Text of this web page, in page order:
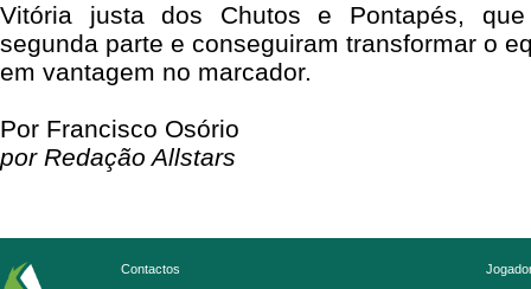
Vitória justa dos Chutos e Pontapés,
segunda parte e conseguiram transformar o
em vantagem no marcador.
Por Francisco Osório
por Redação Allstars
Contactos